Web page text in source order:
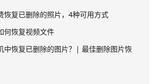
恢复已删除的照片，4种可用方式
何恢复视频文件
中恢复已删除的图片？| 最佳删除图片恢